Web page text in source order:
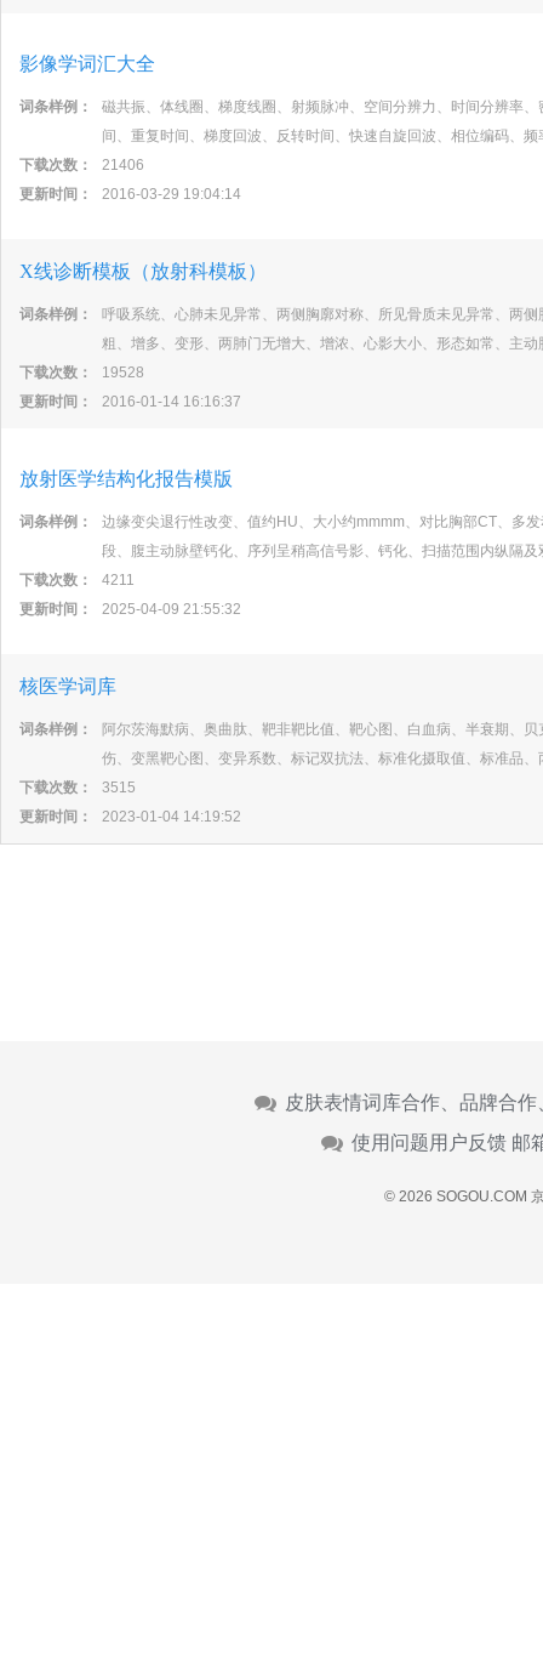
影像学词汇大全
词条样例：
磁共振、体线圈、梯度线圈、射频脉冲、空间分辨力、时间分辨率
间、重复时间、梯度回波、反转时间、快速自旋回波、相位编码、频
下载次数：
21406
更新时间：
2016-03-29 19:04:14
X线诊断模板（放射科模板）
词条样例：
呼吸系统、心肺未见异常、两侧胸廓对称、所见骨质未见异常、两
粗、增多、变形、两肺门无增大、增浓、心影大小、形态如常、主
下载次数：
19528
更新时间：
2016-01-14 16:16:37
放射医学结构化报告模版
词条样例：
边缘变尖退行性改变、值约HU、大小约mmmm、对比胸部CT、多
段、腹主动脉壁钙化、序列呈稍高信号影、钙化、扫描范围内纵隔
下载次数：
4211
更新时间：
2025-04-09 21:55:32
核医学词库
词条样例：
阿尔茨海默病、奥曲肽、靶非靶比值、靶心图、白血病、半衰期、
伤、变黑靶心图、变异系数、标记双抗法、标准化摄取值、标准品
下载次数：
3515
更新时间：
2023-01-04 14:19:52
皮肤表情词库合作、品牌合
使用问题用户反馈 邮
© 2026 SOGOU.COM